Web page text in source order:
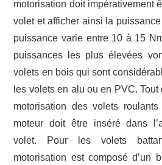
motorisation doit impérativement
volet et afficher ainsi la
puissance varie entre 10 à 15
puissances les plus élevées
volets en bois qui sont
les volets en alu ou en PVC. Tout
motorisation des volets
moteur doit être inséré dans
volet. Pour les volets
motorisation est composé d’un